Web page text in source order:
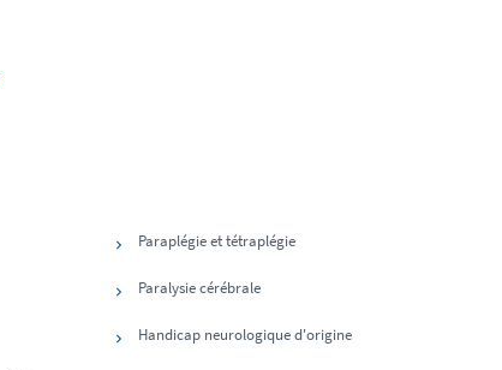
Paraplégie et tétraplégie
Paralysie cérébrale
Handicap neurologique d'origine